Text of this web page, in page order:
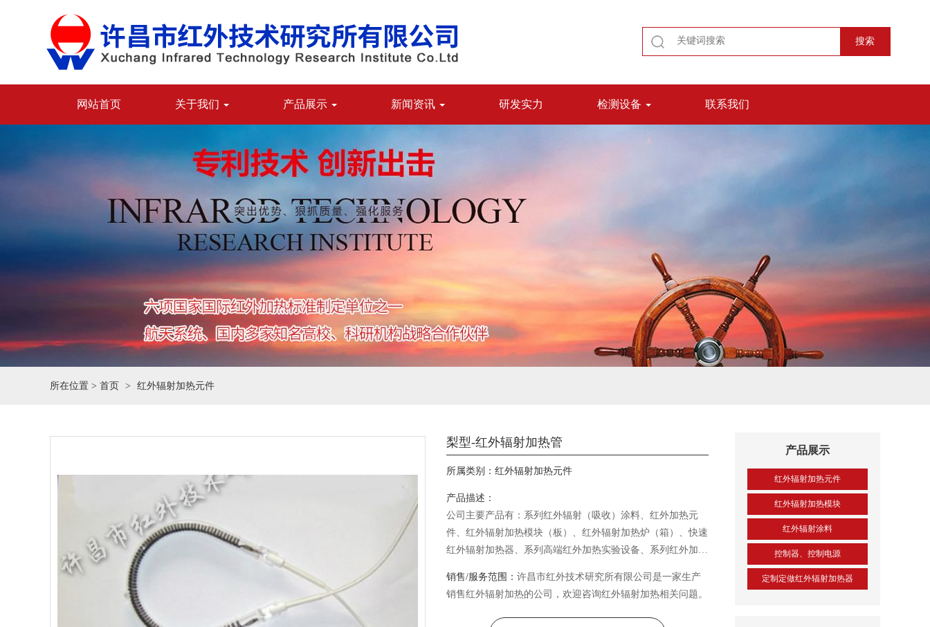
网站首页 关于我们 产品展示 新闻资讯 研发实力 检测设备 联系我们
所在位置 > 首页 红外辐射加热元件
产品展示
红外辐射加热元件
红外辐射加热模块
红外辐射涂料
控制器、控制电源
定制定做红外辐射加热器
梨型-红外辐射加热管
所属类别： 红外辐射加热元件
产品描述：
公司主要产品有：系列红外辐射（吸收）涂料、红外加热元
件、红外辐射加热模块（板）、红外辐射加热炉（箱）、快速
红外辐射加热器、系列高端红外加热实验设备、系列红外加热
务。
销售/服务范围： 许昌市红外技术研究所有限公司是一家生产
销售红外辐射加热的公司，欢迎咨询红外辐射加热相关问题。